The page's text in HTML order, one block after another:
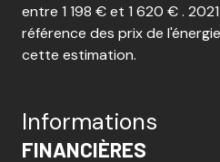
piscinable
entre 1 198 € et 1 620 € .
référence des prix de
cette estimation.
Informations
FINANCIÈRES